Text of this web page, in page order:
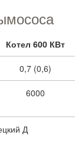
Котел 600 КВт
0,7 (0,6)
6000
Д